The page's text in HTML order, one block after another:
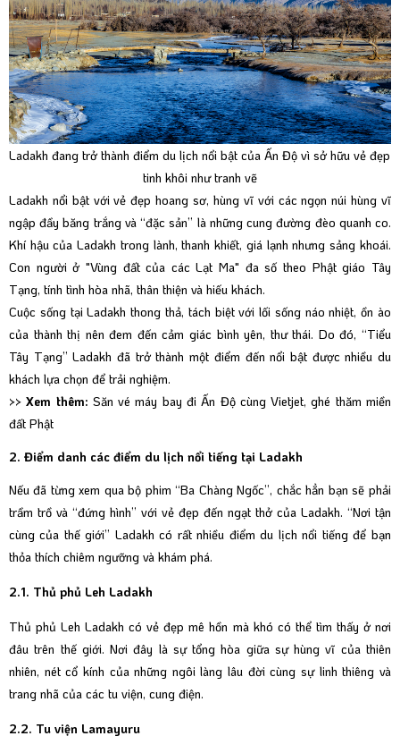
Ladakh đang trở thành điểm du lịch nổi bật của Ấn Độ vì sở hữu vẻ đẹp
tinh khôi như tranh vẽ
Ladakh nổi bật với vẻ đẹp hoang sơ, hùng vĩ với các ngọn núi hùng vĩ
ngập đầy băng trắng và “đặc sản” là những cung đường đèo quanh co.
Khí hậu của Ladakh trong lành, thanh khiết, giá lạnh nhưng sảng khoái.
Con người ở "Vùng đất của các Lạt Ma" đa số theo Phật giáo Tây
Tạng, tính tình hòa nhã, thân thiện và hiếu khách.
Cuộc sống tại Ladakh thong thả, tách biệt với lối sống náo nhiệt, ồn ào
của thành thị nên đem đến cảm giác bình yên, thư thái. Do đó, “Tiểu
Tây Tạng” Ladakh đã trở thành một điểm đến nổi bật được nhiều du
khách lựa chọn để trải nghiệm.
>> Xem thêm: Săn vé máy bay đi Ấn Độ cùng Vietjet, ghé thăm miền
đất Phật
2. Điểm danh các điểm du lịch nổi tiếng tại Ladakh
Nếu đã từng xem qua bộ phim “Ba Chàng Ngốc”, chắc hẳn bạn sẽ phải
trầm trồ và “đứng hình” với vẻ đẹp đến ngạt thở của Ladakh. “Nơi tận
cùng của thế giới” Ladakh có rất nhiều điểm du lịch nổi tiếng để bạn
thỏa thích chiêm ngưỡng và khám phá.
2.1. Thủ phủ Leh Ladakh
Thủ phủ Leh Ladakh có vẻ đẹp mê hồn mà khó có thể tìm thấy ở nơi
đâu trên thế giới. Nơi đây là sự tổng hòa giữa sự hùng vĩ của thiên
nhiên, nét cổ kính của những ngôi làng lâu đời cùng sự linh thiêng và
trang nhã của các tu viện, cung điện.
2.2. Tu viện Lamayuru